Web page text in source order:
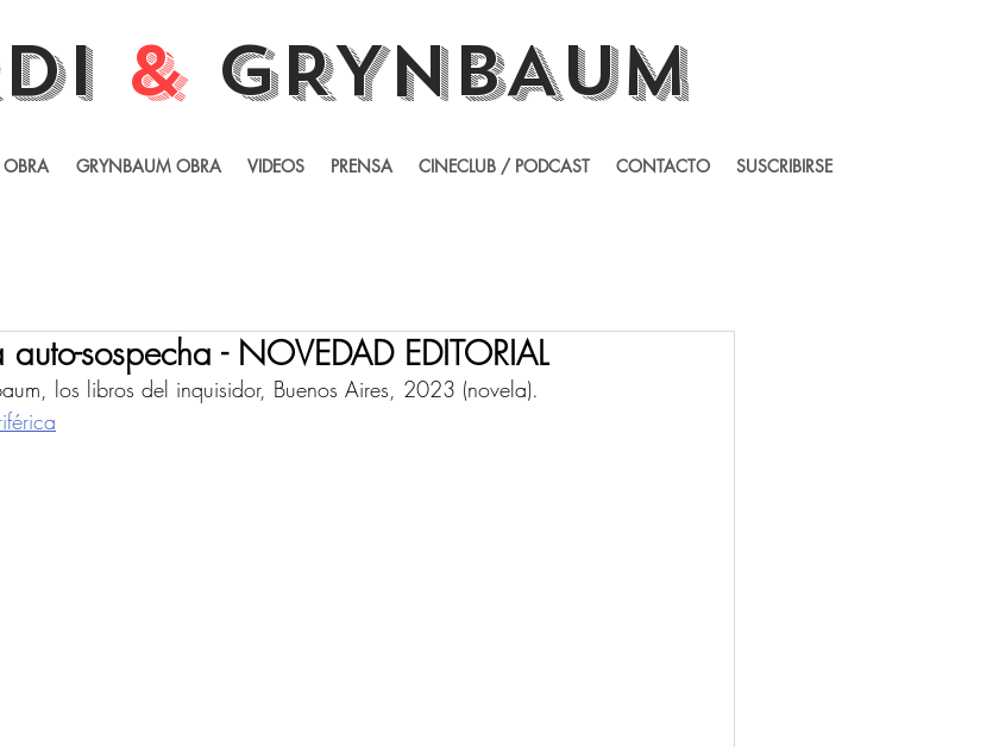
&GRYNBAUM
OBRA GRYNBAUM OBRA VIDEOS PRENSA CINECLUB / PODCAST CONTACTO SUSCRIBIRSE
sospecha - NOVEDAD EDITORIAL
los libros del inquisidor, Buenos Aires, 2023 (novela).